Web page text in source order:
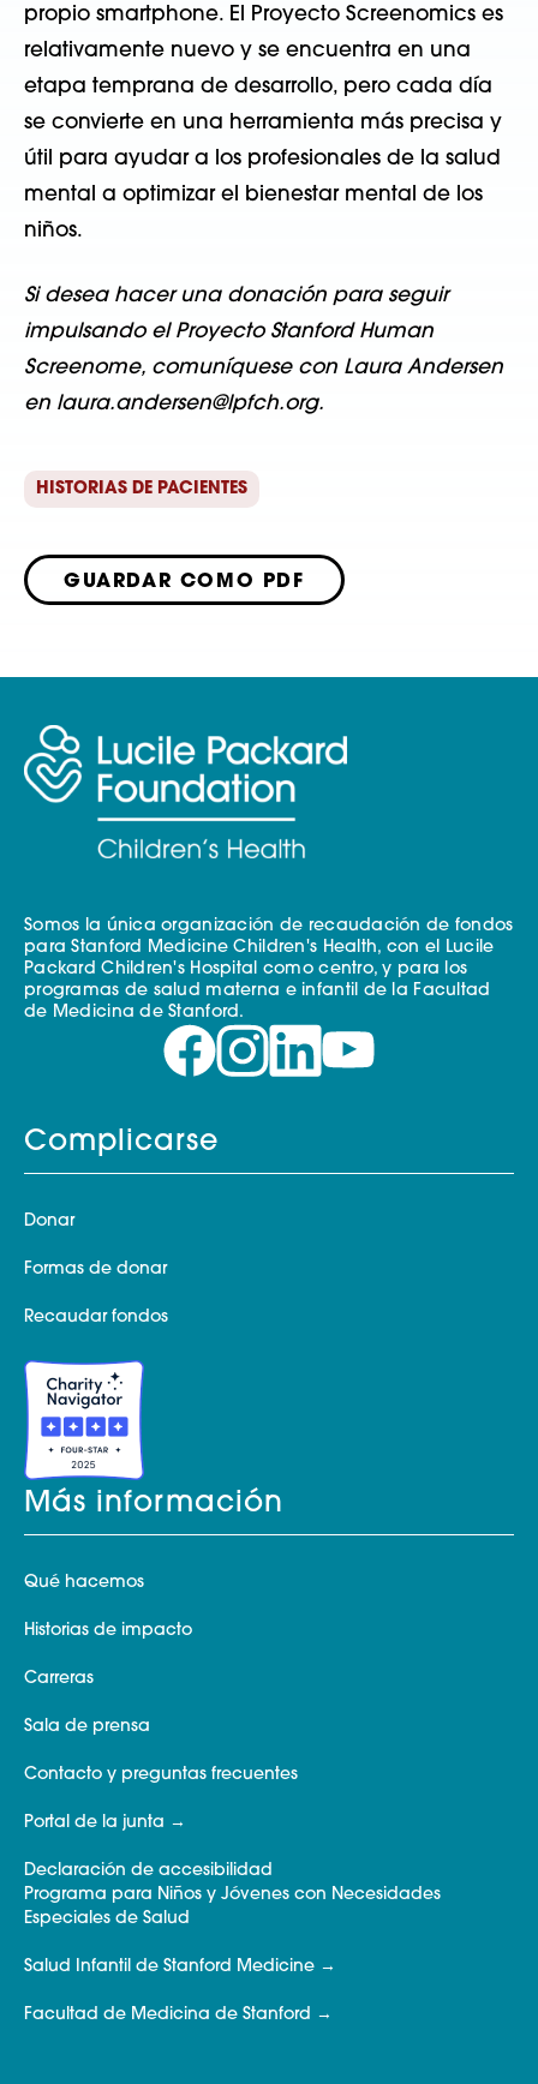
propio smartphone. El Proyecto Screenomics es
relativamente nuevo y se encuentra en una
etapa temprana de desarrollo, pero cada día
se convierte en una herramienta más precisa y
útil para ayudar a los profesionales de la salud
mental a optimizar el bienestar mental de los
niños.
Si desea hacer una donación para seguir
impulsando el Proyecto Stanford Human
Screenome, comuníquese con Laura Andersen
en laura.andersen@lpfch.org.
HISTORIAS DE PACIENTES
GUARDAR COMO PDF
Somos la única organización de recaudación de fondos
para Stanford Medicine Children's Health, con el Lucile
Packard Children's Hospital como centro, y para los
programas de salud materna e infantil de la Facultad
de Medicina de Stanford.
Complicarse
Donar
Formas de donar
Recaudar fondos
Más información
Qué hacemos
Historias de impacto
Carreras
Sala de prensa
Contacto y preguntas frecuentes
Portal de la junta
Declaración de accesibilidad
Programa para Niños y Jóvenes con Necesidades
Especiales de Salud
Salud Infantil de Stanford Medicine
Facultad de Medicina de Stanford